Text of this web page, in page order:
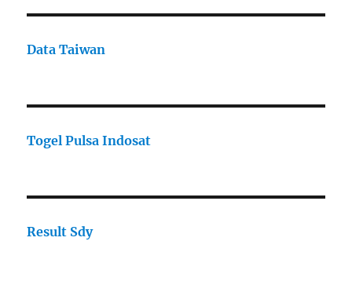
Data Taiwan
Togel Pulsa Indosat
Result Sdy